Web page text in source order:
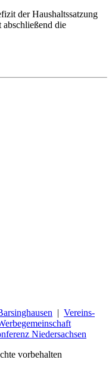
der Haushaltssatzung
abschließend die
| Vereins-
Niedersachsen
vorbehalten